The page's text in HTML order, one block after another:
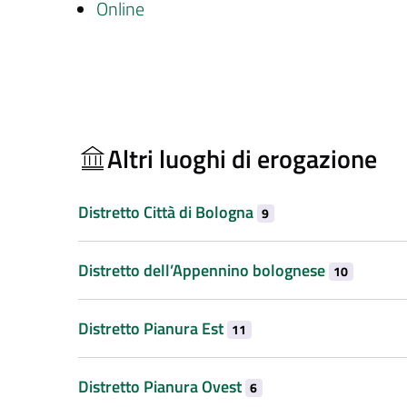
Online
Altri luoghi di erogazione
Distretto Città di Bologna 9
Distretto dell’Appennino bolognese 10
Distretto Pianura Est 11
Distretto Pianura Ovest 6